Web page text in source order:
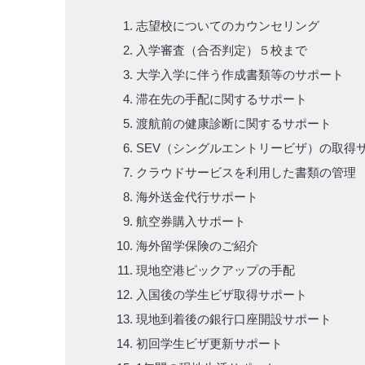
志望校についてのカウンセリング
入学審査（合否判定）５校まで
大学入学に伴う作成書類等のサポート
滞在先の手配に関するサポート
渡航前の健康診断に関するサポート​
SEV（シングルエントリービザ）の取得
クラウドサービスを利用した書類の管理
海外送金代行サポート
航空券購入サポート
​海外留学保険のご紹介
現地空港ピックアップの手配
入国後の学生ビザ取得サポート
現地到着後の銀行口座開設サポート
初回学生ビザ更新サポート​